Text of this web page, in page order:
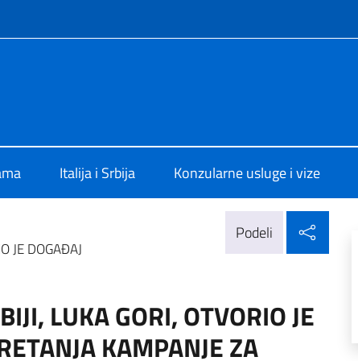
Italija i Srbija Konzularne usluge i vize
JE DOGAĐAJ
Podeli
LUKA GORI, OTVORIO JE
KAMPANJE ZA